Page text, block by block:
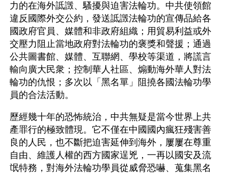
力的在海外詆譭、騷擾與迫害法輪功。中共使領館
違反國際外交公約，發送詆譭法輪功的宣傳品給各
國政府官員、媒體和非政府組織；用貿易利益或外
交壓力阻止當地政府對法輪功的褒獎和聲援；通過
公共圖書館、媒體、互聯網、學校等渠道，將謊言
輸向廣大民衆；控制華人社區、煽動海外華人對法
輪功的仇恨；多次以「黑名單」阻撓各國法輪功學
員的合法活動。
歷經幾十年的恐怖統治，中共無疑是當今世界上共
產罪行的極致體現。它不僅在中國國內瘋狂殘害善
良的人民，也不斷把迫害延伸到海外，屢屢在尊重
自由、維護人權的西方國家逞兇，一再以國安及流
氓特務，對海外法輪功學員從威脅恐嚇、蒐集黑名